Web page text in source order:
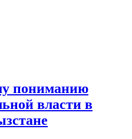
пониманию
власти в